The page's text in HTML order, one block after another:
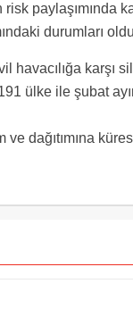
paylaşımında
durumları
karşı
ülke ile şubat
ve dağıtımına